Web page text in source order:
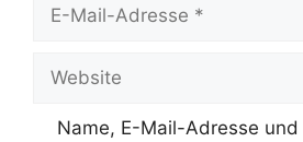
Mail-
Name, E-Mail-Adresse und